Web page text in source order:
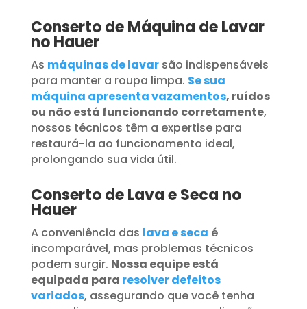
Conserto de Máquina de Lavar
no Hauer
As máquinas de lavar são indispensáveis
para manter a roupa limpa. Se sua
máquina apresenta vazamentos, ruídos
ou não está funcionando corretamente,
nossos técnicos têm a expertise para
restaurá-la ao funcionamento ideal,
prolongando sua vida útil.
Conserto de Lava e Seca no
Hauer
A conveniência das lava e seca é
incomparável, mas problemas técnicos
podem surgir. Nossa equipe está
equipada para resolver defeitos
variados, assegurando que você tenha